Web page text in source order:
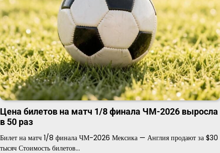
Цена билетов на матч 1/8 финала ЧМ-2026 выросла
в 50 раз
Билет на матч 1/8 финала ЧМ-2026 Мексика — Англия продают за $30
тысяч Стоимость билетов…